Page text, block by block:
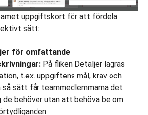
uppgiftskort för att fördela
sätt:
för omfattande
På fliken Detaljer lagras
t.ex. uppgiftens mål, krav och
så sätt får teammedlemmarna det
de behöver utan att behöva be om